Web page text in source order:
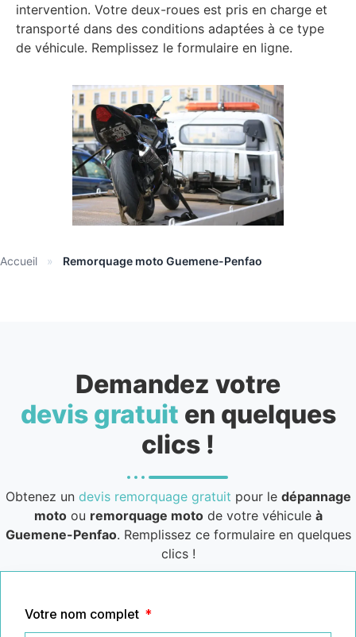
intervention. Votre deux-roues est pris en charge et
transporté dans des conditions adaptées à ce type
de véhicule. Remplissez le formulaire en ligne.
Accueil » Remorquage moto Guemene-Penfao
Demandez votre
devis gratuit en quelques
clics !
Obtenez un devis remorquage gratuit pour le dépannage
motoou remorquage motode votre véhicule à
Guemene-Penfao. Remplissez ce formulaire en quelques
clics !
Votre nom complet